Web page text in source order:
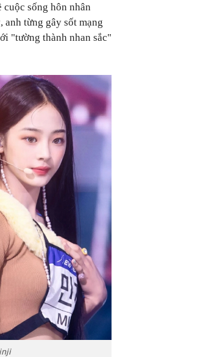
cuộc sống hôn nhân
từng gây sốt mạng
"tường thành nhan sắc"